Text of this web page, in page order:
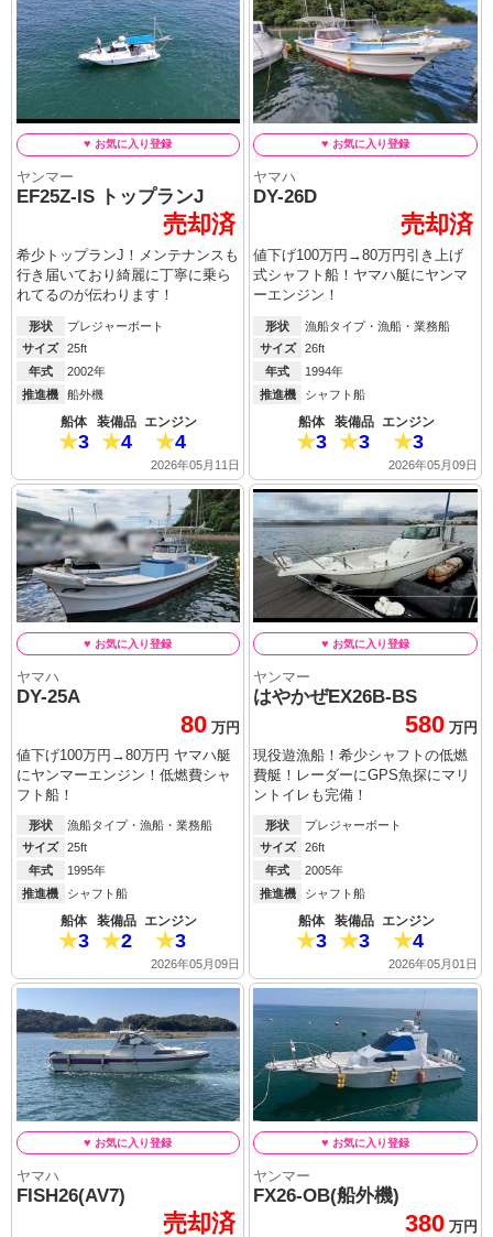
ヤンマー
EF25Z-IS トップランJ
売却済
希少トップランJ！メンテナンスも
行き届いており綺麗に丁寧に乗ら
れてるのが伝わります！
形状
プレジャーボート
サイズ
25ft
年式
2002年
推進機
船外機
船体
3
装備品
4
エンジン
4
2026年05月11日
ヤマハ
DY-26D
売却済
値下げ100万円→80万円引き上げ
式シャフト船！ヤマハ艇にヤンマ
ーエンジン！
形状
漁船タイプ・漁船・業務船
サイズ
26ft
年式
1994年
推進機
シャフト船
船体
3
装備品
3
エンジン
3
2026年05月09日
ヤマハ
DY-25A
80 万円
値下げ100万円→80万円 ヤマハ艇
にヤンマーエンジン！低燃費シャ
フト船！
形状
漁船タイプ・漁船・業務船
サイズ
25ft
年式
1995年
推進機
シャフト船
船体
3
装備品
2
エンジン
3
2026年05月09日
ヤンマー
はやかぜEX26B-BS
580 万円
現役遊漁船！希少シャフトの低燃
費艇！レーダーにGPS魚探にマリ
ントイレも完備！
形状
プレジャーボート
サイズ
26ft
年式
2005年
推進機
シャフト船
船体
3
装備品
3
エンジン
4
2026年05月01日
ヤマハ
FISH26(AV7)
売却済
ヤンマー
FX26-OB(船外機)
380 万円